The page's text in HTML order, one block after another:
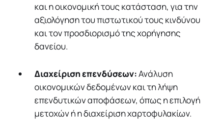
και η οικονομική τους κατάσταση, για την
αξιολόγηση του πιστωτικού τους κινδύνου
και τον προσδιορισμό της χορήγησης
δανείου.
Διαχείριση επενδύσεων:Ανάλυση
οικονομικών δεδομένων και τη λήψη
επενδυτικών αποφάσεων, όπως η επιλογή
μετοχών ή η διαχείριση χαρτοφυλακίων.